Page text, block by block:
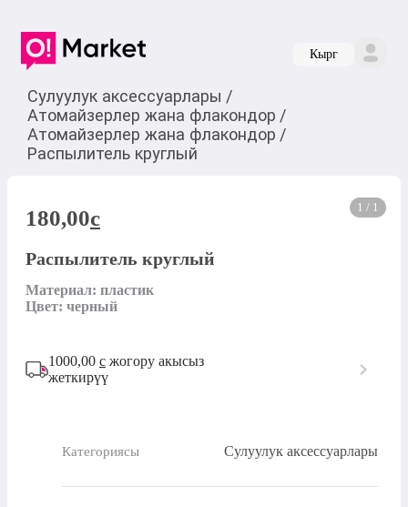
Кырг
Сулуулук аксессуарлары /
Атомайзерлер жана флакондор /
Атомайзерлер жана флакондор /
Распылитель круглый
1 / 1
180,00c
Распылитель круглый
Материал: пластик
Цвет: черный
1000,00 с жогору акысыз
жеткирүү
Категориясы Сулуулук аксессуарлары